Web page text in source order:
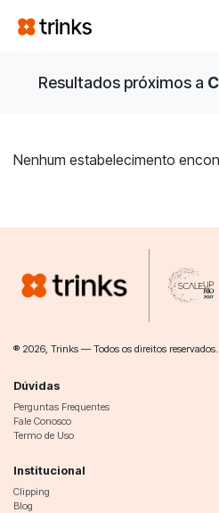
Resultados próximos a
Nenhum estabelecimento
® 2026, Trinks — Todos os direitos reservados.
Dúvidas
Perguntas Frequentes
Fale Conosco
Termo de Uso
Institucional
Clipping
Blog